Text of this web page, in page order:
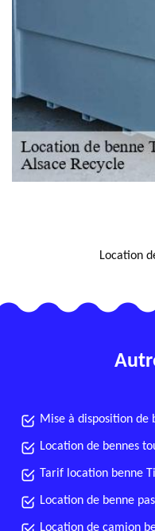
Location
Mise à disposition de
Location de bennes
Tarif location benne
Location de benne
Location de camion